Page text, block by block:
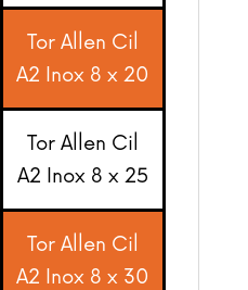
Tor Allen Cil
A2 Inox 8 x 20
Tor Allen Cil
A2 Inox 8 x 25
Tor Allen Cil
A2 Inox 8 x 30